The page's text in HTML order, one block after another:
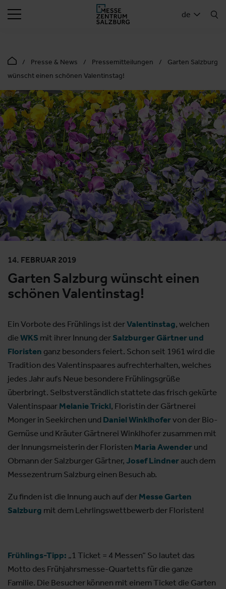
de
Presse & News Pressemitteilungen
Garten Salzburg
wünscht einen schönen Valentinstag!
14. FEBRUAR 2019
Garten Salzburg wünscht einen
schönen Valentinstag!
Ein Vorbote des Frühlings ist derValentinstag, welchen
dieWKS mit ihrer Innung der Salzburger Gärtner und
Floristen ganz besonders feiert. Schon seit 1961 wird die
Tradition des Valentinspaares aufrechterhalten, welches
jedes Jahr aufs Neue besondere Frühlingsgrüße
überbringt. Selbstverständlich stattete das frisch gekürte
Valentinspaar Melanie Trickl, Floristin der Gärtnerei
Monger in Seekirchen und Daniel Winklhofervon der Bio-
Gemüse und Kräuter Gärtnerei Winklhofer zusammen mit
der Innungsmeisterin der Floristen Maria Awender und
Obmann der Salzburger Gärtner, Josef Lindner auch dem
Messezentrum Salzburg einen Besuch ab.
Zu finden ist die Innung auch auf der Messe Garten
Salzburg mit dem Lehrlingswettbewerb der Floristen!
Frühlings-Tipp: „1 Ticket = 4 Messen“ So lautet das
Motto des Frühjahrsmesse-Quartetts für die ganze
Familie. Die Besucher können mit einem Ticket die Garten